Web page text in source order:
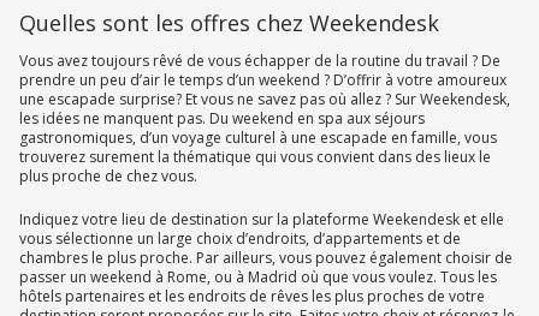
Quelles sont les offres chez Weekendesk
Vous avez toujours rêvé de vous échapper de la routine du travail ? De
prendre un peu d’air le temps d’un weekend ? D’offrir à votre amoureux
une escapade surprise? Et vous ne savez pas où allez ? Sur Weekendesk,
les idées ne manquent pas. Du weekend en spa aux séjours
gastronomiques, d’un voyage culturel à une escapade en famille, vous
trouverez surement la thématique qui vous convient dans des lieux le
plus proche de chez vous.
Indiquez votre lieu de destination sur la plateforme Weekendesk et elle
vous sélectionne un large choix d’endroits, d’appartements et de
chambres le plus proche. Par ailleurs, vous pouvez également choisir de
passer un weekend à Rome, ou à Madrid où que vous voulez. Tous les
hôtels partenaires et les endroits de rêves les plus proches de votre